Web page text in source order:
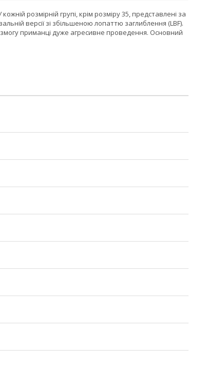
розмірній групі, крім розміру 35, представлені за
версії зі збільшеною лопаттю заглиблення (LBF).
змогу приманці дуже агресивне проведення. Основний